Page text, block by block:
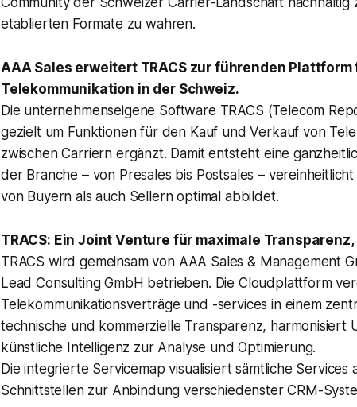
etablierten Formate zu wahren.
AAA Sales erweitert TRACS zur führenden
Telekommunikation in der Schweiz.
Die unternehmenseigene Software TRACS (Telecom
gezielt um Funktionen für den Kauf und Verkauf von
zwischen Carriern ergänzt. Damit entsteht eine
der Branche – von Presales bis Postsales –
von Buyern als auch Sellern optimal abbildet.
TRACS: Ein Joint Venture für maximale
TRACS wird gemeinsam von AAA Sales & Management
Lead Consulting GmbH betrieben. Die Cloudplattform
Telekommunikationsverträge und -services in einem
technische und kommerzielle Transparenz, harmonisiert
künstliche Intelligenz zur Analyse und Optimierung.
Die integrierte Servicemap visualisiert sämtliche
Schnittstellen zur Anbindung verschiedenster CRM-